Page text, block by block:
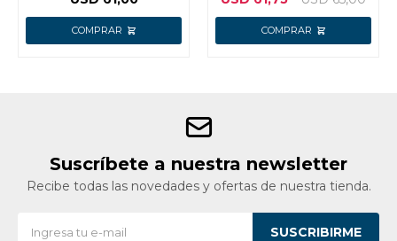
Suscríbete a nuestra newsletter
Recibe todas las novedades y ofertas de nuestra tienda.
SUSCRIBIRME